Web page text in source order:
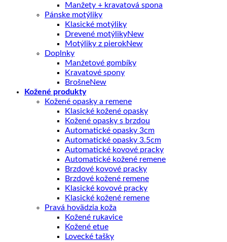
Manžety + kravatová spona
Pánske motýliky
Klasické motýliky
Drevené motýliky
Motýliky z pierok
Doplnky
Manžetové gombíky
Kravatové spony
Brošne
Kožené produkty
Kožené opasky a remene
Klasické kožené opasky
Kožené opasky s brzdou
Automatické opasky 3cm
Automatické opasky 3.5cm
Automatické kovové pracky
Automatické kožené remene
Brzdové kovové pracky
Brzdové kožené remene
Klasické kovové pracky
Klasické kožené remene
Pravá hovädzia koža
Kožené rukavice
Kožené etue
Lovecké tašky